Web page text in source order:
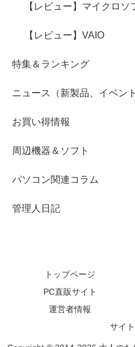
【レビュー】マイクロソ
【レビュー】VAIO
特集＆ランキング
ニュース（新製品、イベン
お買い得情報
周辺機器＆ソフト
パソコン関連コラム
管理人日記
トップページ
PC直販サイト
運営者情報
サイ